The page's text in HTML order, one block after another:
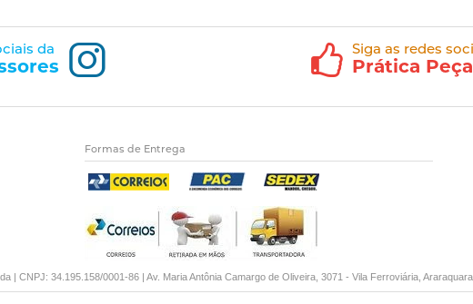
da Siga as redes
Prática
Formas de Entrega
| CNPJ: 34.195.158/0001-86 | Av. Maria Antônia Camargo de Oliveira, 3071 - Vila Ferroviária,